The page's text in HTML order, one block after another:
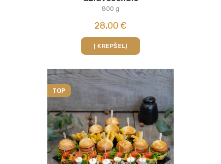
800 g
28,00 €
Į KREPŠELĮ
TOP